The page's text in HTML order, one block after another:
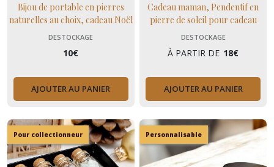
Bijou de portable en pierres
naturelles au choix, cadeau Noël
unisexe
DESTOCKAGE
10€
AJOUTER AU PANIER
Cadeau maman, Pendentif en
pierre de soleil pour cadeau
amitié ou maman en pierres
DESTOCKAGE
À PARTIR DE 18€
AJOUTER AU PANIER
Pour collectionneur Personnalisable